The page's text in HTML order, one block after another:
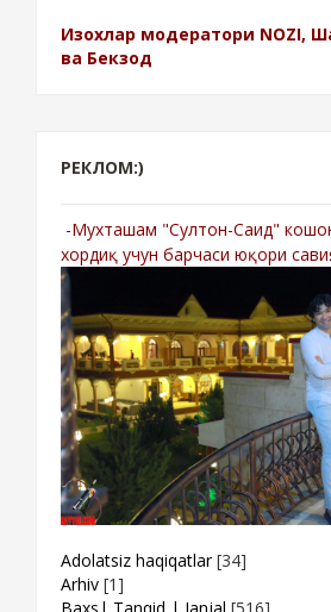
Изохлар модератори NOZI,
ва Бекзод
РЕКЛОМ:)
-Мухташам "Султон-Саид"
хордиқ учун барчаси юқори
Adolatsiz haqiqatlar [34]
Arhiv [1]